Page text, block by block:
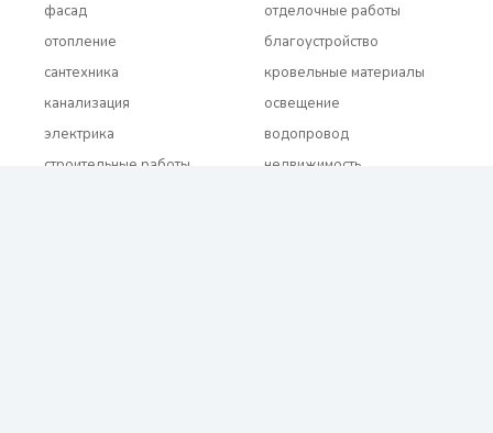
фасад
отопление
сантехника
канализация
электрика
строительные работы
отделочные работы
благоустройство
кровельные материалы
освещение
водопровод
недвижимость